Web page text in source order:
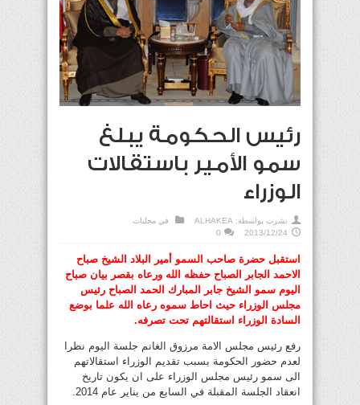
رئيس الحكومة يبلغ
سمو الأمير باستقالات
الوزراء
نشرت بواسطة: ALHAKEA في محليات
2013/12/24
0
استقبل حضرة صاحب السمو أمير البلاد الشيخ صباح
الاحمد الجابر الصباح حفظه الله ورعاه بقصر بيان صباح
اليوم سمو الشيخ جابر المبارك الحمد الصباح رئيس
مجلس الوزراء حيث احاط سموه رعاه الله علما بوضع
السادة الوزراء استقالتهم تحت تصرفه.
رفع رئيس مجلس الامة مرزوق الغانم جلسة اليوم نظرا
لعدم حضور الحكومة بسبب تقديم الوزراء استقالاتهم
الى سمو رئيس مجلس الوزراء على ان يكون تاريخ
انعقاد الجلسة المقبلة في السابع من يناير عام 2014.